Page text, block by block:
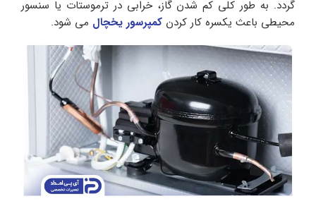
گردد. به طور کلی کم شدن گاز، خرابی در ترموستات یا سنسور
محیطی باعث یکسره کار کردن کمپرسور یخچال می شود.